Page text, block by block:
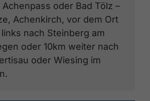
oder Bad Tölz –
Achenkirch, vor dem Ort
nach Steinberg am
oder 10km weiter nach
oder Wiesing im